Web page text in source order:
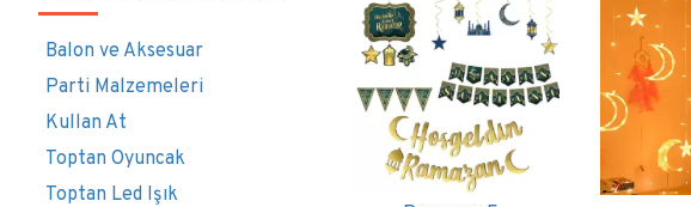
Balon ve Aksesuar
Parti Malzemeleri
Kullan At
Toptan Oyuncak
Toptan Led Işık